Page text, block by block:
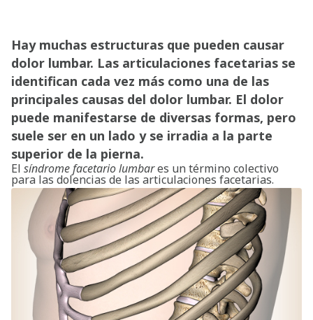
Hay muchas estructuras que pueden causar
dolor lumbar. Las articulaciones facetarias se
identifican cada vez más como una de las
principales causas del dolor lumbar. El dolor
puede manifestarse de diversas formas, pero
suele ser en un lado y se irradia a la parte
superior de la pierna.
El síndrome facetario lumbares un término colectivo
para las dolencias de las articulaciones facetarias.